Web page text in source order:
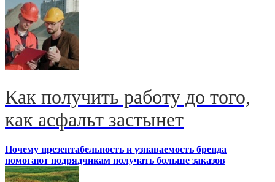
Как получить работу до того,
как асфальт застынет
Почему презентабельность и узнаваемость бренда
помогают подрядчикам получать больше заказов